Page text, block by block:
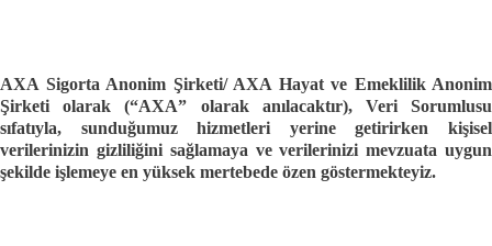
AXA Sigorta Anonim Şirketi/ AXA Hayat ve Emeklilik Anonim
Şirketi olarak (“AXA” olarak anılacaktır), Veri Sorumlusu
sıfatıyla, sunduğumuz hizmetleri yerine getirirken kişisel
verilerinizin gizliliğini sağlamaya ve verilerinizi mevzuata uygun
şekilde işlemeye en yüksek mertebede özen göstermekteyiz.